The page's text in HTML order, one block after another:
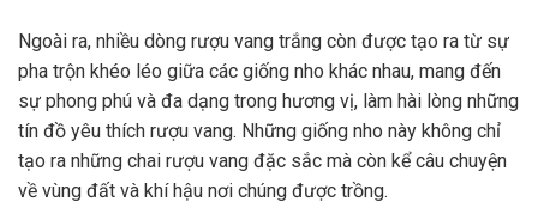
Ngoài ra, nhiều dòng rượu vang trắng còn được tạo ra từ sự
pha trộn khéo léo giữa các giống nho khác nhau, mang đến
sự phong phú và đa dạng trong hương vị, làm hài lòng những
tín đồ yêu thích rượu vang. Những giống nho này không chỉ
tạo ra những chai rượu vang đặc sắc mà còn kể câu chuyện
về vùng đất và khí hậu nơi chúng được trồng.